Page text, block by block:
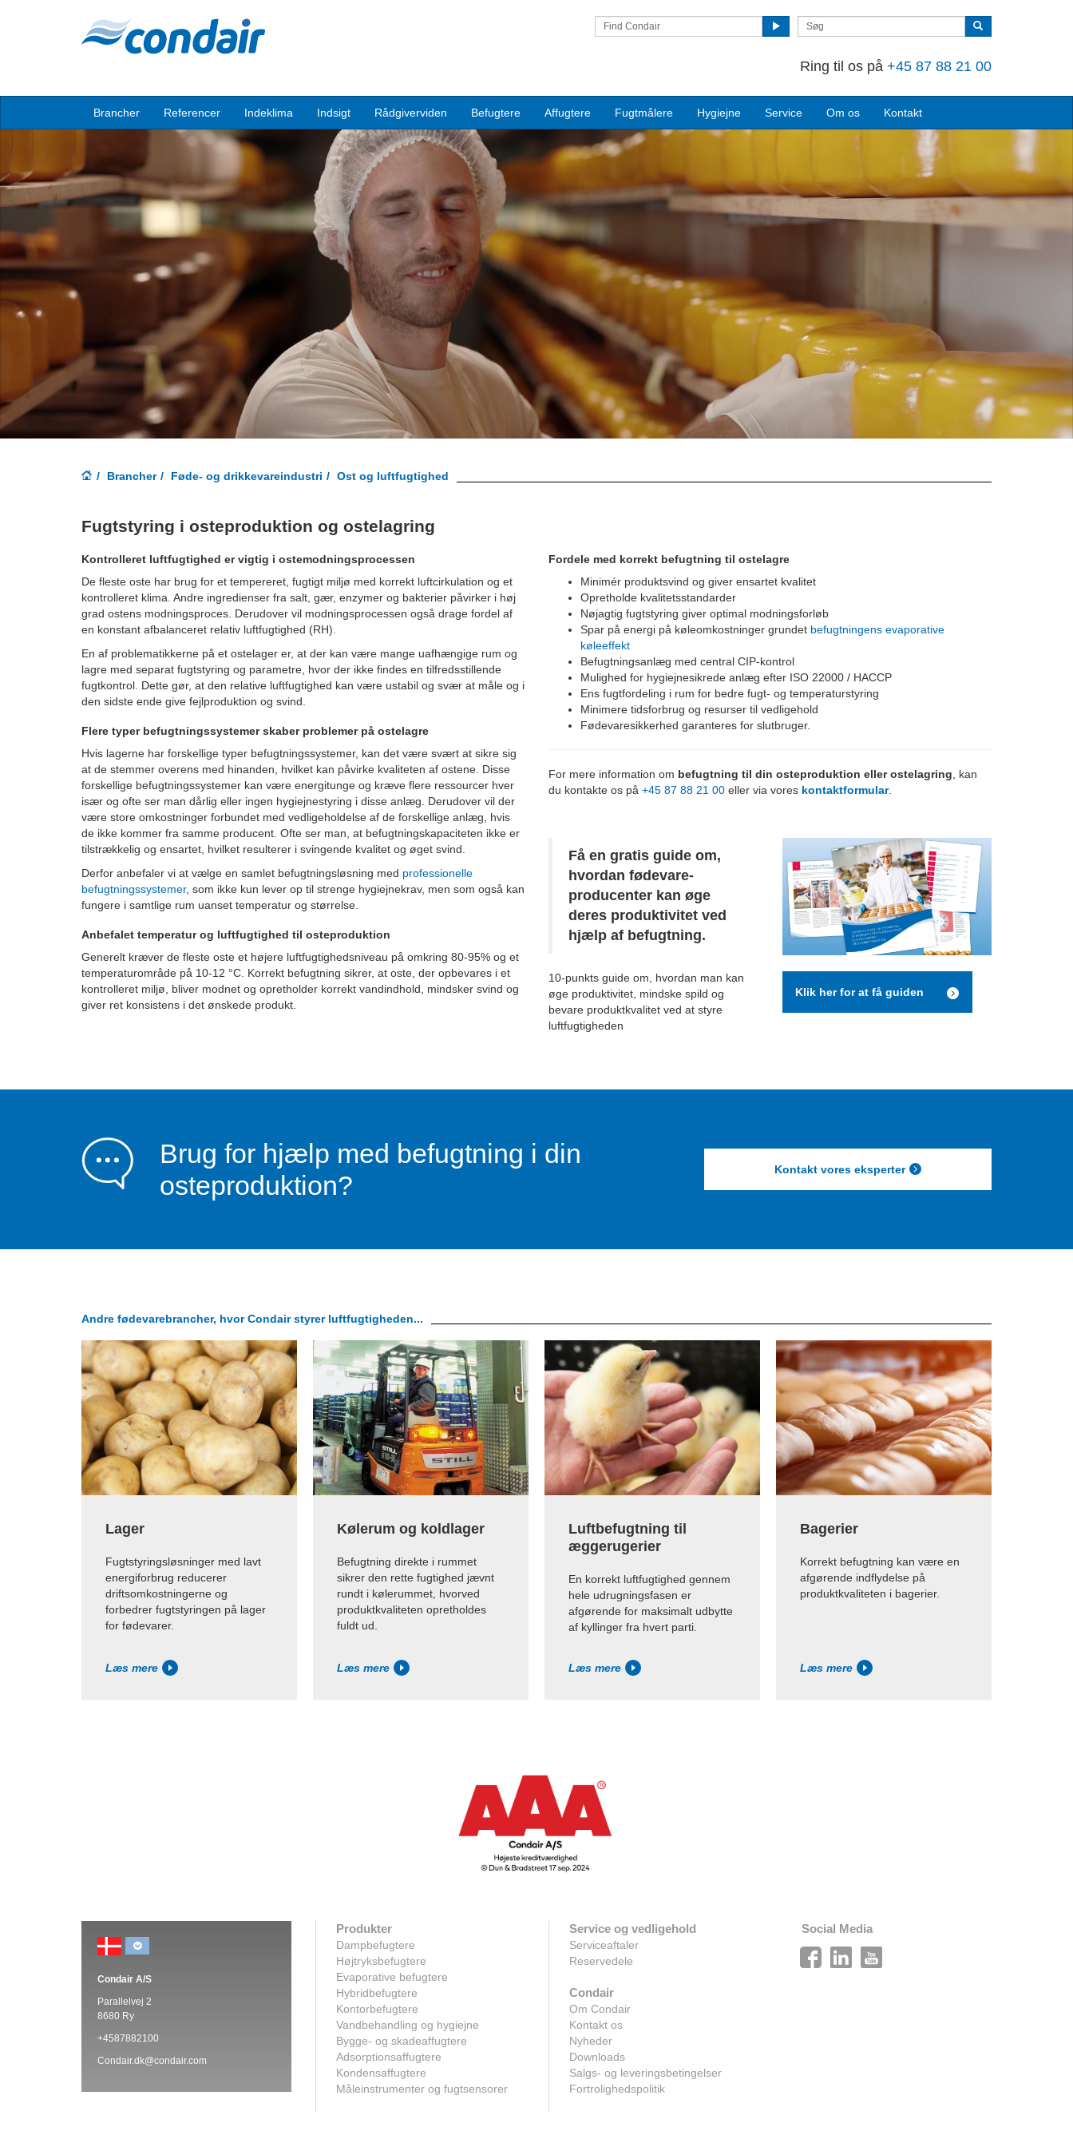
Find Condair
Ring til os på +45 87 88 21 00
Brancher Referencer Indeklima Indsigt Rådgiverviden Befugtere Affugtere Fugtmålere Hygiejne Service Om os Kontakt
Brancher Føde- og drikkevareindustri Ost og luftfugtighed
Fugtstyring i osteproduktion og ostelagring
Kontrolleret luftfugtighed er vigtig i ostemodningsprocessen
De fleste oste har brug for et tempereret, fugtigt miljø med korrekt luftcirkulation og et
kontrolleret klima. Andre ingredienser fra salt, gær, enzymer og bakterier påvirker i høj
grad ostens modningsproces. Derudover vil modningsprocessen også drage fordel af
en konstant afbalanceret relativ luftfugtighed (RH).
En af problematikkerne på et ostelager er, at der kan være mange uafhængige rum og
lagre med separat fugtstyring og parametre, hvor der ikke findes en tilfredsstillende
fugtkontrol. Dette gør, at den relative luftfugtighed kan være ustabil og svær at måle og i
den sidste ende give fejlproduktion og svind.
Flere typer befugtningssystemer skaber problemer på ostelagre
Hvis lagerne har forskellige typer befugtningssystemer, kan det være svært at sikre sig
at de stemmer overens med hinanden, hvilket kan påvirke kvaliteten af ostene. Disse
forskellige befugtningssystemer kan være energitunge og kræve flere ressourcer hver
især og ofte ser man dårlig eller ingen hygiejnestyring i disse anlæg. Derudover vil der
være store omkostninger forbundet med vedligeholdelse af de forskellige anlæg, hvis
de ikke kommer fra samme producent. Ofte ser man, at befugtningskapaciteten ikke er
tilstrækkelig og ensartet, hvilket resulterer i svingende kvalitet og øget svind.
Derfor anbefaler vi at vælge en samlet befugtningsløsning med professionelle
befugtningssystemer, som ikke kun lever op til strenge hygiejnekrav, men som også kan
fungere i samtlige rum uanset temperatur og størrelse.
Anbefalet temperatur og luftfugtighed til osteproduktion
Generelt kræver de fleste oste et højere luftfugtighedsniveau på omkring 80-95% og et
temperaturområde på 10-12 °C. Korrekt befugtning sikrer, at oste, der opbevares i et
kontrolleret miljø, bliver modnet og opretholder korrekt vandindhold, mindsker svind og
giver ret konsistens i det ønskede produkt.
Fordele med korrekt befugtning til ostelagre
Minimér produktsvind og giver ensartet kvalitet
Opretholde kvalitetsstandarder
Nøjagtig fugtstyring giver optimal modningsforløb
Spar på energi på køleomkostninger grundet befugtningens evaporative
køleeffekt
Befugtningsanlæg med central CIP-kontrol
Mulighed for hygiejnesikrede anlæg efter ISO 22000 / HACCP
Ens fugtfordeling i rum for bedre fugt- og temperaturstyring
Minimere tidsforbrug og resurser til vedligehold
Fødevaresikkerhed garanteres for slutbruger.
For mere information om befugtning til din osteproduktion eller ostelagring , kan
du kontakte os på +45 87 88 21 00 eller via vores kontaktformular.
Få en gratis guide om,
hvordan fødevare-
producenter kan øge
deres produktivitet ved
hjælp af befugtning.
10-punkts guide om, hvordan man kan
øge produktivitet, mindske spild og
bevare produktkvalitet ved at styre
luftfugtigheden
Klik her for at få guiden
Brug for hjælp med befugtning i din
osteproduktion?
Kontakt vores eksperter
Andre fødevarebrancher, hvor Condair styrer luftfugtigheden...
Lager
Fugtstyringsløsninger med lavt
energiforbrug reducerer
driftsomkostningerne og
forbedrer fugtstyringen på lager
for fødevarer.
Læs mere
Kølerum og koldlager
Befugtning direkte i rummet
sikrer den rette fugtighed jævnt
rundt i kølerummet, hvorved
produktkvaliteten opretholdes
fuldt ud.
Læs mere
Luftbefugtning til
æggerugerier
En korrekt luftfugtighed gennem
hele udrugningsfasen er
afgørende for maksimalt udbytte
af kyllinger fra hvert parti.
Læs mere
Bagerier
Korrekt befugtning kan være en
afgørende indflydelse på
produktkvaliteten i bagerier.
Læs mere
Condair A/S
Parallelvej 2
8680 Ry
+4587882100
Condair.dk@condair.com
Produkter
Dampbefugtere
Højtryksbefugtere
Evaporative befugtere
Hybridbefugtere
Kontorbefugtere
Vandbehandling og hygiejne
Bygge- og skadeaffugtere
Adsorptionsaffugtere
Kondensaffugtere
Måleinstrumenter og fugtsensorer
Service og vedligehold
Serviceaftaler
Reservedele
Condair
Om Condair
Kontakt os
Nyheder
Downloads
Salgs- og leveringsbetingelser
Fortrolighedspolitik
Social Media